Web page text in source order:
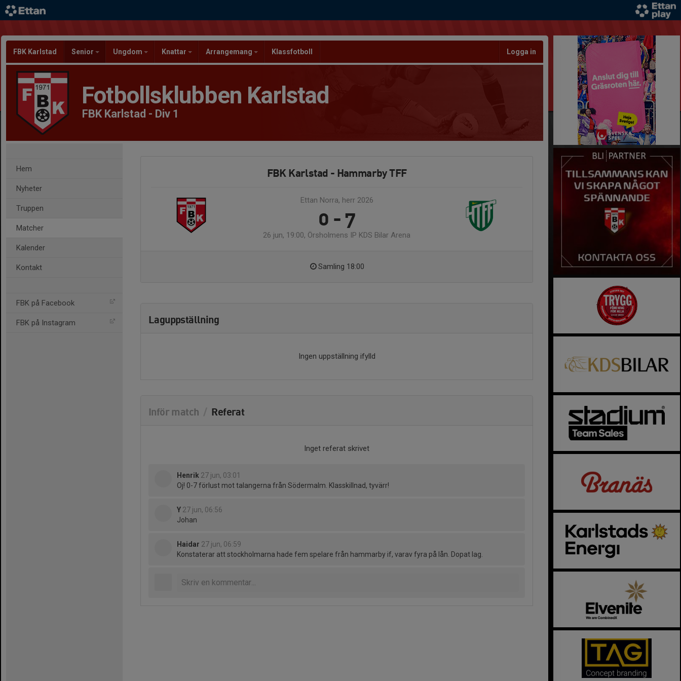
FBK Karlstad Senior Ungdom Knattar Arrangemang Klassfotboll Logga in
Fotbollsklubben Karlstad
FBK Karlstad - Div 1
Hem
Nyheter
Truppen
Matcher
Kalender
Kontakt
FBK på Facebook
FBK på Instagram
FBK Karlstad - Hammarby TFF
Ettan Norra, herr 2026
0 - 7
26 jun, 19:00, Örsholmens IP KDS Bilar Arena
Samling 18:00
Laguppställning
Ingen uppställning ifylld
Inför match Referat
Inget referat skrivet
Henrik 27 jun, 03:01
Oj! 0-7 förlust mot talangerna från Södermalm. Klasskillnad, tyvärr!
Y 27 jun, 06:56
Johan
Haidar 27 jun, 06:59
Konstaterar att stockholmarna hade fem spelare från hammarby if, varav fyra på lån. Dopat lag.